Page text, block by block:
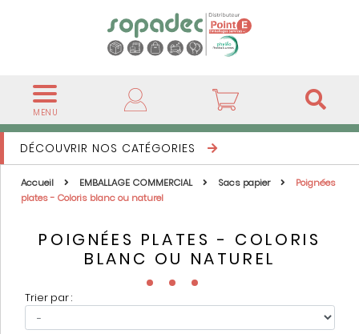
MENU
DÉCOUVRIR NOS CATÉGORIES
Accueil EMBALLAGE COMMERCIAL Sacs papier
Poignées
plates - Coloris blanc ou naturel
POIGNÉES PLATES - COLORIS
BLANC OU NATUREL
Trier par :